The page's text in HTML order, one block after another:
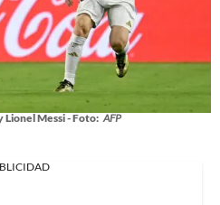
Lionel Messi - Foto: AFP